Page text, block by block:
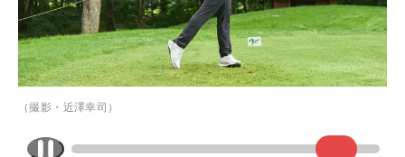
（撮影・近澤幸司）